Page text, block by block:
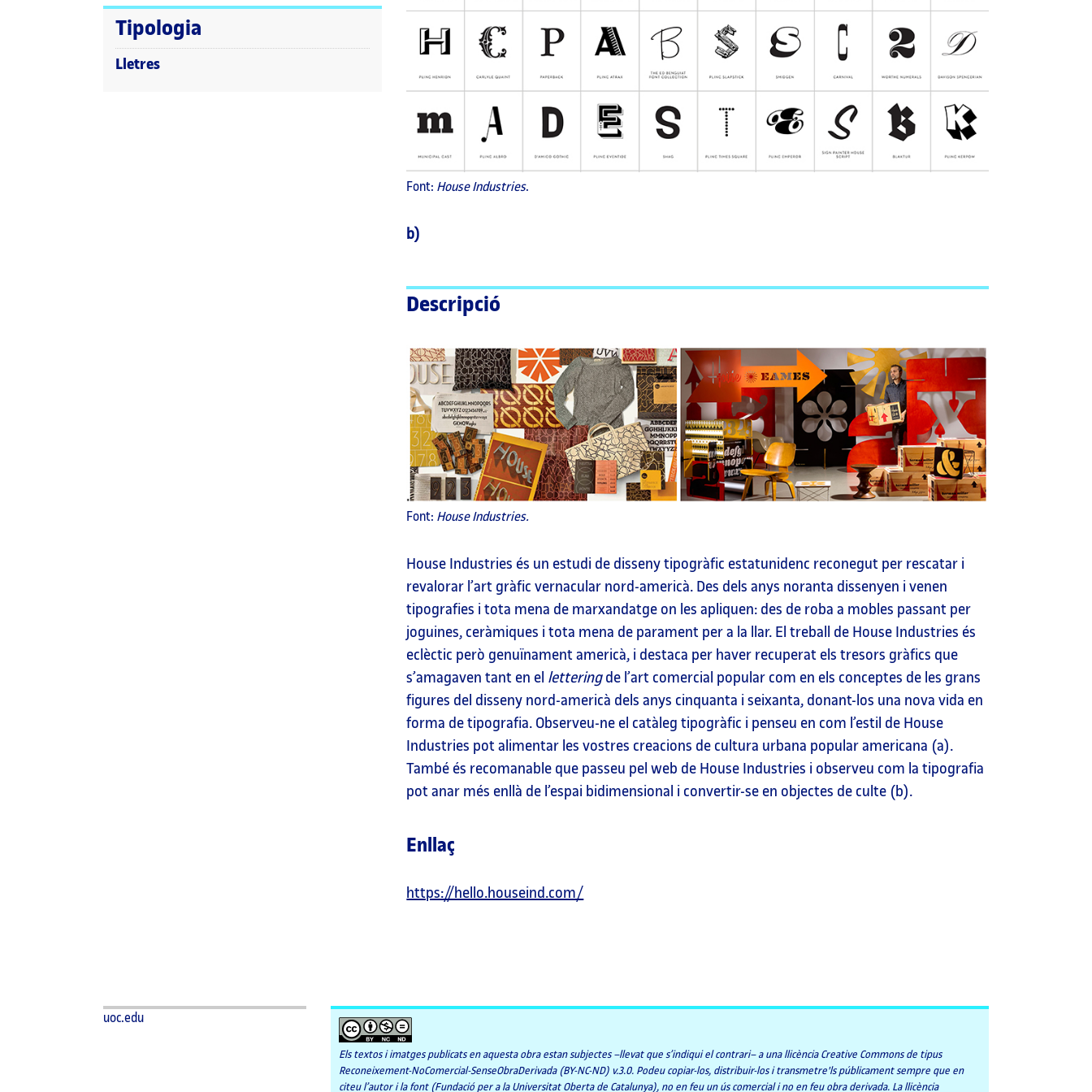
Tipologia
Lletres
Font: House Industries.
b)
Descripció
Font: House Industries.
House Industries és un estudi de disseny tipogràfic estatunidenc reconegut per rescatar i
revalorar l’art gràfic vernacular nord-americà. Des dels anys noranta dissenyen i venen
tipografies i tota mena de marxandatge on les apliquen: des de roba a mobles passant per
joguines, ceràmiques i tota mena de parament per a la llar. El treball de House Industries és
eclèctic però genuïnament americà, i destaca per haver recuperat els tresors gràfics que
s’amagaven tant en el letteringde l’art comercial popular com en els conceptes de les grans
figures del disseny nord-americà dels anys cinquanta i seixanta, donant-los una nova vida en
forma de tipografia. Observeu-ne el catàleg tipogràfic i penseu en com l’estil de House
Industries pot alimentar les vostres creacions de cultura urbana popular americana (a).
També és recomanable que passeu pel web de House Industries i observeu com la tipografia
pot anar més enllà de l’espai bidimensional i convertir-se en objectes de culte (b).
Enllaç
https://hello.houseind.com/
uoc.edu
Els textos i imatges publicats en aquesta obra estan subjectes –llevat que s’indiqui el contrari– a una llicència Creative Commons de tipus
Reconeixement-NoComercial-SenseObraDerivada (BY-NC-ND) v.3.0. Podeu copiar-los, distribuir-los i transmetre'ls públicament sempre que en
citeu l’autor i la font (Fundació per a la Universitat Oberta de Catalunya), no en feu un ús comercial i no en feu obra derivada. La llicència